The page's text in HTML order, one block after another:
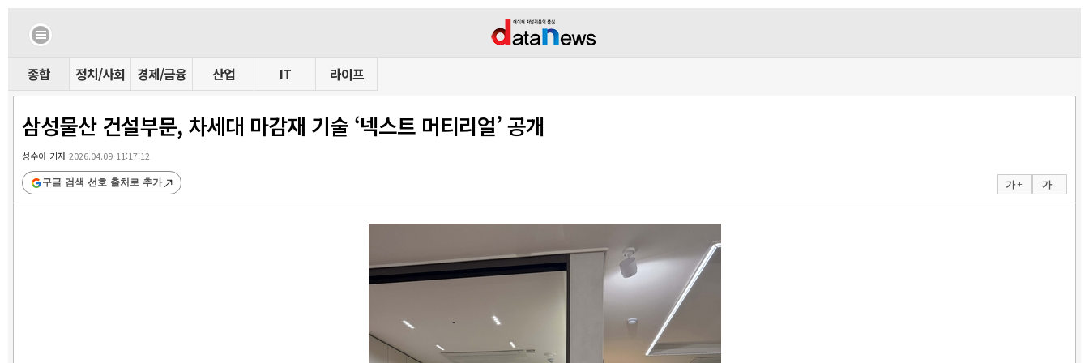
종합 정치/사회 경제/금융 산업 IT 라이프
삼성물산 건설부문, 차세대 마감재 기술 ‘넥스트 머티리얼’ 공개
성수아 기자2026.04.09 11:17:12
가 + 가 -
구글 검색 선호 출처로 추가